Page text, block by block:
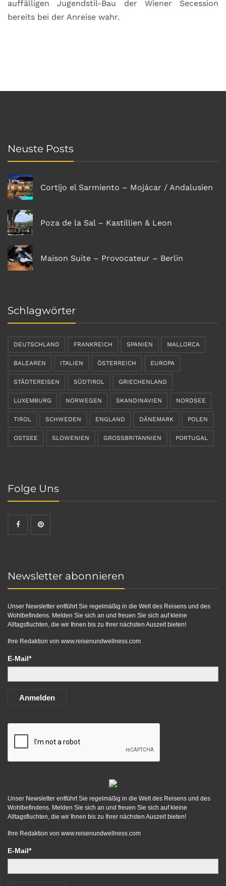
auffälligen Jugendstil-Bau der Wiener Secession
bereits bei der Anreise wahr.
Neuste Posts
Cortijo el Sarmiento – Mojácar / Andalusien
Poza de la Sal – Kastillien & Leon
Maison Suite – Provocateur – Berlin
Schlagwörter
DEUTSCHLAND FRANKREICH SPANIEN MALLORCA
BALEAREN ITALIEN ÖSTERREICH EUROPA
STÄDTEREISEN SÜDTIROL GRIECHENLAND
LUXEMBURG NORWEGEN SKANDINAVIEN NORDSEE
TIROL SCHWEDEN ENGLAND DÄNEMARK POLEN
OSTSEE SLOWENIEN GROSSBRITANNIEN PORTUGAL
Folge Uns
Newsletter abonnieren
Unser Newsletter entführt Sie regelmäßig in die Welt des Reisens und des
Wohlbefindens. Melden Sie sich an und freuen Sie sich auf kleine
Alltagsfluchten, die wir Ihnen bis zu Ihrer nächsten Auszeit bieten!
Ihre Redaktion von www.reisenundwellness.com
E-Mail*
Anmelden
Unser Newsletter entführt Sie regelmäßig in die Welt des Reisens und des
Wohlbefindens. Melden Sie sich an und freuen Sie sich auf kleine
Alltagsfluchten, die wir Ihnen bis zu Ihrer nächsten Auszeit bieten!
Ihre Redaktion von www.reisenundwellness.com
E-Mail*